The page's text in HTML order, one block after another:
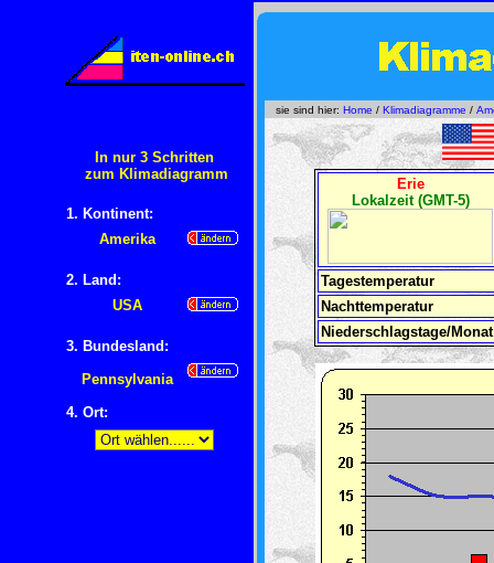
sie sind hier: Home / Klimadiagramme /
In nur 3 Schritten
zum Klimadiagramm
1. Kontinent:
Amerika
2. Land:
USA
3. Bundesland:
Pennsylvania
4. Ort:
Erie
Lokalzeit (GMT-5)
Tagestemperatur
Nachttemperatur
Niederschlagstage/Monat